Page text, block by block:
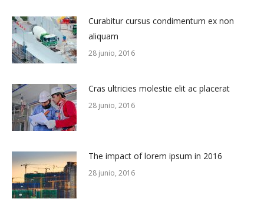
Curabitur cursus condimentum ex non
aliquam
28 junio, 2016
Cras ultricies molestie elit ac placerat
28 junio, 2016
The impact of lorem ipsum in 2016
28 junio, 2016